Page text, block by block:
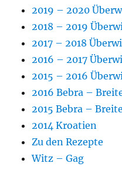
2019 – 2020
2018 – 2019
2017 – 2018
2016 – 2017
2015 – 2016
2016 Bebra –
2015 Bebra –
2014 Kroatien
Zu den Rezepte
Witz – Gag